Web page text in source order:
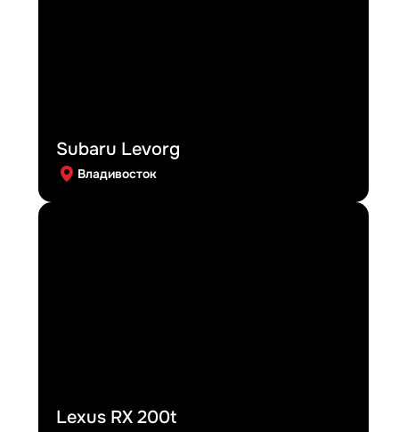
Subaru Levorg
Владивосток
Lexus RX 200t